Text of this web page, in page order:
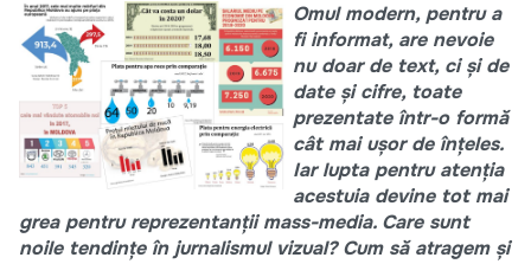
Omul modern, pentru a
fi informat, are nevoie
nu doar de text, ci și de
date și cifre, toate
prezentate într-o formă
cât mai ușor de înțeles.
Iar lupta pentru atenția
acestuia devine tot mai
grea pentru reprezentanții mass-media. Care sunt
noile tendințe în jurnalismul vizual? Cum să atragem și